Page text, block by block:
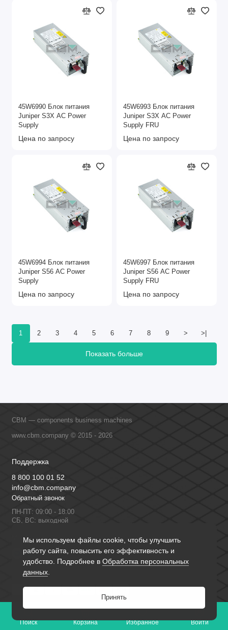
Поиск Корзина
0
Избранное
Войти
45W6990 Блок питания
Juniper S3X AC Power
Supply
Цена по запросу
45W6993 Блок питания
Juniper S3X AC Power
Supply FRU
Цена по запросу
45W6994 Блок питания
Juniper S56 AC Power
Supply
Цена по запросу
45W6997 Блок питания
Juniper S56 AC Power
Supply FRU
Цена по запросу
1 2 3 4 5 6 7 8 9 > >|
Показать больше
Мы используем файлы cookie, чтобы улучшить
работу сайта, повысить его эффективность и
удобство. Подробнее в Обработка персональных
данных
Принять
CBM — components business machines
www.cbm.company © 2015 - 2026
Поддержка
8 800 100 01 52
info@cbm.company
Обратный звонок
ПН-ПТ: 09:00 - 18:00
СБ, ВС: выходной
Мы в сети